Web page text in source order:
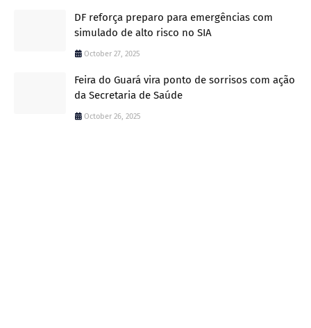
DF reforça preparo para emergências com
simulado de alto risco no SIA
October 27, 2025
Feira do Guará vira ponto de sorrisos com ação
da Secretaria de Saúde
October 26, 2025